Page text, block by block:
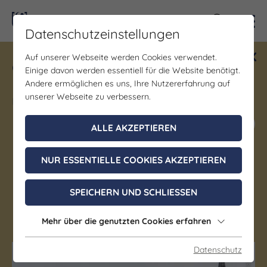
Gewinne ein Blind Date mit Saale-
Unstrut! Teilnahme vom 1.7. - 18.12.
möglich.
Jetzt mitmachen
Erlöserkirche Braunsbedra
Braunsbedra
Datenschutzeinstellungen
Auf unserer Webseite werden Cookies verwendet.
Einige davon werden essentiell für die Website benötigt.
Andere ermöglichen es uns, Ihre Nutzererfahrung auf
unserer Webseite zu verbessern.
ALLE AKZEPTIEREN
NUR ESSENTIELLE COOKIES AKZEPTIEREN
SPEICHERN UND SCHLIESSEN
Mehr über die genutzten Cookies erfahren
Datenschutz